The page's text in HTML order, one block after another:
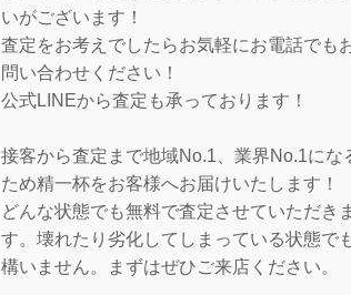
いがございます！
査定をお考えでしたらお気軽にお電話でも
問い合わせください！
公式LINEから査定も承っております！
接客から査定まで地域No.1、業界No.1にな
ため精一杯をお客様へお届けいたします！
どんな状態でも無料で査定させていただきま
す。壊れたり劣化してしまっている状態で
構いません。まずはぜひご来店ください。